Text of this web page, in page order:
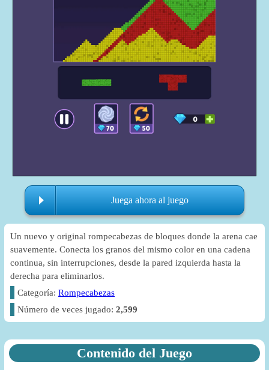
Juega ahora al juego
Un nuevo y original rompecabezas de bloques donde la arena cae
suavemente. Conecta los granos del mismo color en una cadena
continua, sin interrupciones, desde la pared izquierda hasta la
derecha para eliminarlos.
Categoría:Rompecabezas
Número de veces jugado:2,599
Contenido del Juego